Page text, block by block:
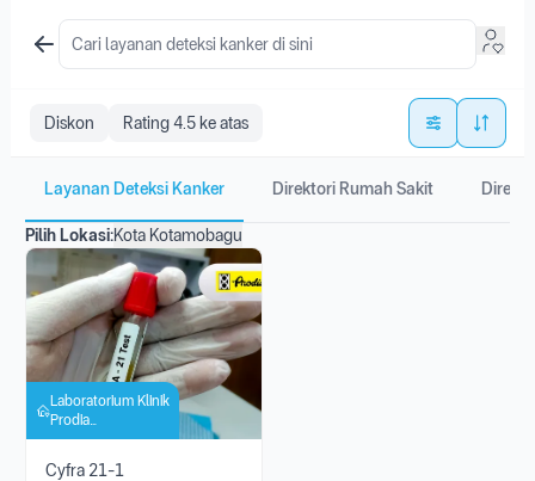
Diskon Rating 4.5 ke atas
Layanan Deteksi Kanker Direktori Rumah Sakit
Pilih Lokasi:Kota Kotamobagu
Laboratorium Klinik
Prodia
Kotamobagu
Cyfra 21-1